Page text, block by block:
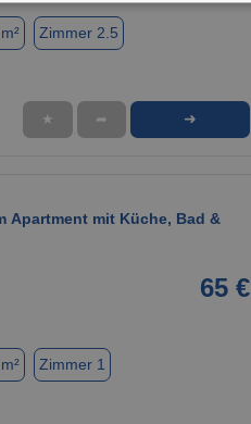
Zimmer 2.5
★ ➦ ➜
Apartment mit Küche, Bad &
65 €
Zimmer 1